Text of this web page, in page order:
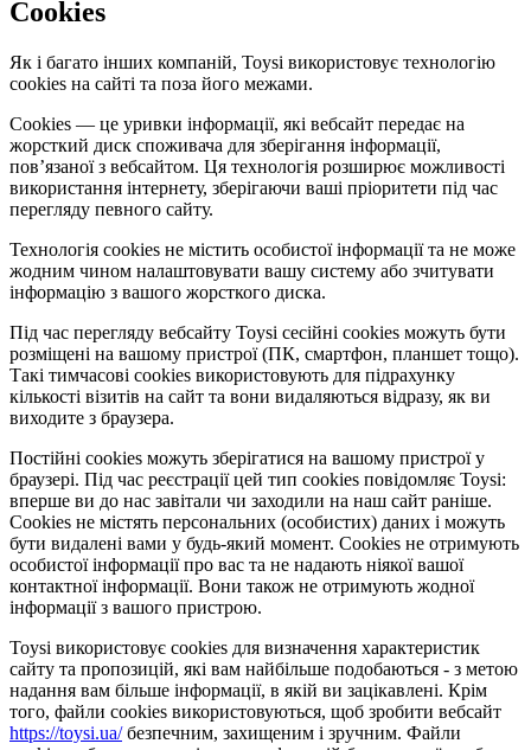
Cookies
Як і багато інших компаній, Toysi використовує технологію
cookies на сайті та поза його межами.
Cookies — це уривки інформації, які вебсайт передає на
жорсткий диск споживача для зберігання інформації,
пов’язаної з вебсайтом. Ця технологія розширює можливості
використання інтернету, зберігаючи ваші пріоритети під час
перегляду певного сайту.
Технологія cookies не містить особистої інформації та не може
жодним чином налаштовувати вашу систему або зчитувати
інформацію з вашого жорсткого диска.
Під час перегляду вебсайту Toysi сесійні cookies можуть бути
розміщені на вашому пристрої (ПК, смартфон, планшет тощо).
Такі тимчасові cookies використовують для підрахунку
кількості візитів на сайт та вони видаляються відразу, як ви
виходите з браузера.
Постійні cookies можуть зберігатися на вашому пристрої у
браузері. Під час реєстрації цей тип cookies повідомляє Toysi:
вперше ви до нас завітали чи заходили на наш сайт раніше.
Cookies не містять персональних (особистих) даних і можуть
бути видалені вами у будь-який момент. Сookies не отримують
особистої інформації про вас та не надають ніякої вашої
контактної інформації. Вони також не отримують жодної
інформації з вашого пристрою.
Toysi використовує cookies для визначення характеристик
сайту та пропозицій, які вам найбільше подобаються - з метою
надання вам більше інформації, в якій ви зацікавлені. Крім
того, файли cookies використовуються, щоб зробити вебсайт
https://toysi.ua/безпечним, захищеним і зручним. Файли